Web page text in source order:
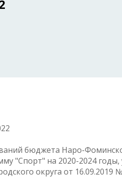
бюджета Наро-
"Спорт" на 2020-2024
округа от 16.09.2019